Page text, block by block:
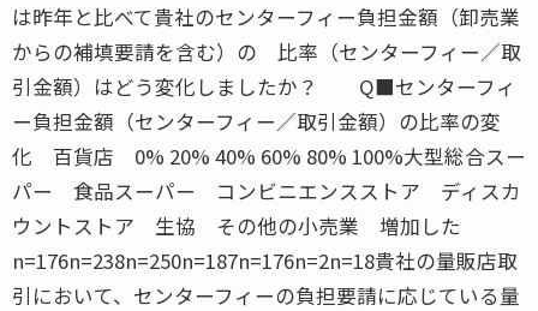
は昨年と比べて貴社のセンターフィー負担金額（卸売業
からの補填要請を含む）の 比率（センターフィー／取
引金額）はどう変化しましたか？ Q■センターフィ
ー負担金額（センターフィー／取引金額）の比率の変
化 百貨店 0% 20% 40% 60% 80% 100%大型総合スー
パー 食品スーパー コンビニエンスストア ディスカ
ウントストア 生協 その他の小売業 増加した
n=176n=238n=250n=187n=176n=2n=18貴社の量販店取
引において、センターフィーの負担要請に応じている量